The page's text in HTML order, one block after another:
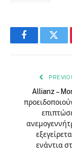
Facebook
Allianz –
ενάντια